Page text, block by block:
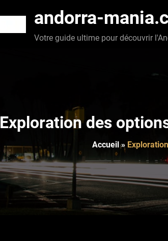
andorra-
Votre guide ultime pour découvrir
Exploration des
Accueil»